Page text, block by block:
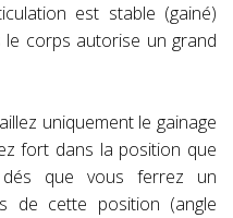
est stable (gainé)
corps autorise un grand
uniquement le gainage
fort dans la position que
que vous ferrez un
de cette position (angle